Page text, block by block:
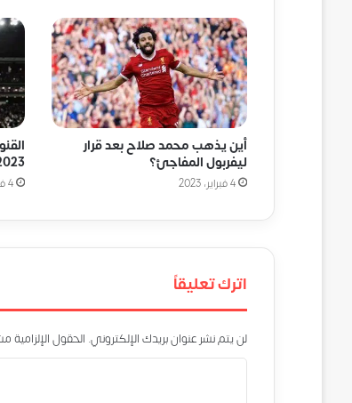
أين يذهب محمد صلاح بعد قرار
ليفربول المفاجئ؟
4 فبراير، 2023 4 فبراير، 2023
اترك تعليقاً
لن يتم نشر عنوان بريدك الإلكتروني. الحقول الإلزامية